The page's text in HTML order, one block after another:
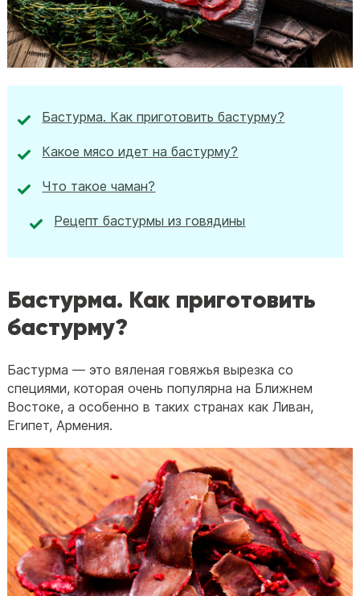
Бастурма. Как приготовить бастурму?
Какое мясо идет на бастурму?
Что такое чаман?
Рецепт бастурмы из говядины
Бастурма. Как приготовить
бастурму?
Бастурма — это вяленая говяжья вырезка со
специями, которая очень популярна на Ближнем
Востоке, а особенно в таких странах как Ливан,
Египет, Армения.